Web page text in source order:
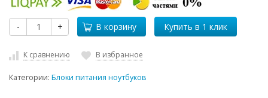
- + В корзину
К сравнению В избранное
Категории: Блоки питания ноутбуков